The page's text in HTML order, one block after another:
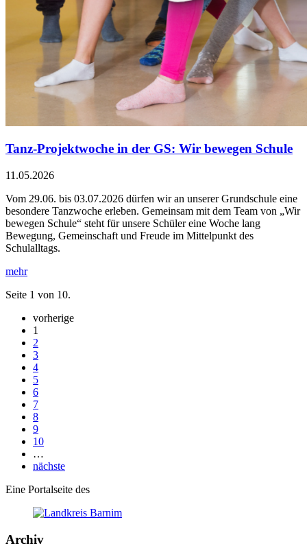
Tanz-Projektwoche in der GS: Wir bewegen Schule
11.05.2026
Vom 29.06. bis 03.07.2026 dürfen wir an unserer Grundschule eine
besondere Tanzwoche erleben. Gemeinsam mit dem Team von „Wir
bewegen Schule“ steht für unsere Schüler eine Woche lang
Bewegung, Gemeinschaft und Freude im Mittelpunkt des
Schulalltags.
mehr
Seite 1 von 10.
vorherige
1
2
3
4
5
6
7
8
9
10
…
nächste
Eine Portalseite des
Archiv